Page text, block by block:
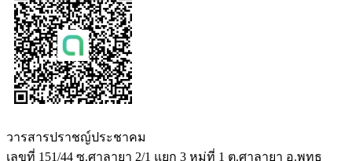
วารสารปราชญ์ประชาคม
เลขที่ 151/44 ซ.ศาลายา 2/1 แยก 3 หมู่ที่ 1 ต.ศาลายา อ.พุทธ